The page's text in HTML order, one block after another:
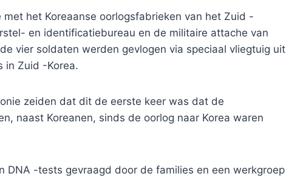
het Koreaanse oorlogsfabrieken van het Zuid -
en identificatiebureau en de militaire attache van
vier soldaten werden gevlogen via speciaal vliegtuig uit
in Zuid -Korea.
zeiden dat dit de eerste keer was dat de
naast Koreanen, sinds de oorlog naar Korea waren
DNA -tests gevraagd door de families en een werkgroep